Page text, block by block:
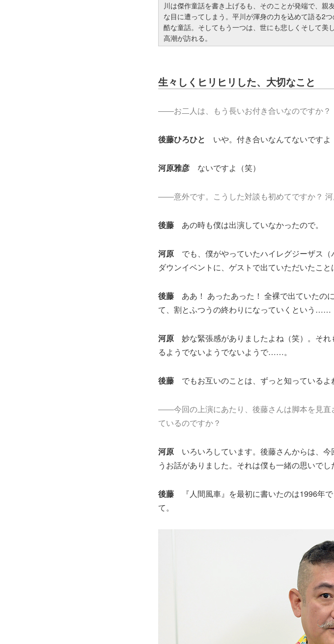
川は傑作童話を書き上げるも、そのことが発端で、
な目に遭ってしまう。平川が渾身の力を込めて語る2
酷な童話。そしてもう一つは、世にも悲しくそして美
高潮が訪れる。
生々しくヒリヒリした、大切なこと
――お二人は、もう長いお付き合いなのですか？
後藤ひろひと いや。付き合いなんてないですよ
河原雅彦 ないですよ（笑）
――意外です。こうした対談も初めてですか？
後藤 あの時も僕は出演していなかったので。
河原 でも、僕がやっていたハイレグジーザス
ダウンイベントに、ゲストで出ていただいたこと
後藤 ああ！ あったあった！ 全裸で出ていたの
て、割とふつうの終わりになっていくという……
河原 妙な緊張感がありましたよね（笑）。そ
るようでないようでないようで……。
後藤 でもお互いのことは、ずっと知っているよ
――今回の上演にあたり、後藤さんは脚本を見直
ているのですか？
河原 いろいろしています。後藤さんからは、
うお話がありました。それは僕も一緒の思いでし
後藤 『人間風車』を最初に書いたのは1996年
て。